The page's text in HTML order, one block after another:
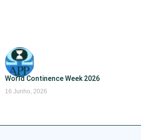
World Continence Week 2026
16 Junho, 2026